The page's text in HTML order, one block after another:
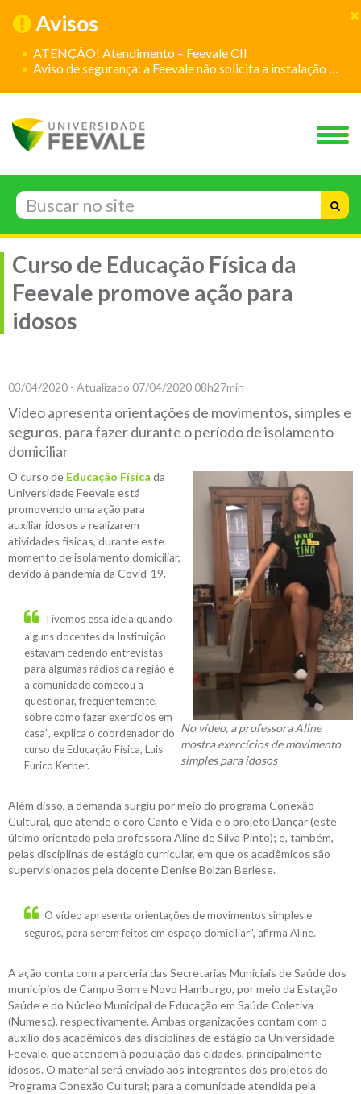
Avisos
ATENÇÃO! Atendimento – Feevale CII
Aviso de segurança: a Feevale não solicita a instalação de aplicativos
Curso de Educação Física da
Feevale promove ação para
idosos
03/04/2020 - Atualizado 07/04/2020 08h27min
Vídeo apresenta orientações de movimentos, simples e
seguros, para fazer durante o período de isolamento
domiciliar
No vídeo, a professora Aline
mostra exercícios de movimento
simples para idosos
O curso de Educação Física da
Universidade Feevale está
promovendo uma ação para
auxiliar idosos a realizarem
atividades físicas, durante este
momento de isolamento domiciliar,
devido à pandemia da Covid-19.
Tivemos essa ideia quando
alguns docentes da Instituição
estavam cedendo entrevistas
para algumas rádios da região e
a comunidade começou a
questionar, frequentemente,
sobre como fazer exercícios em
casa”, explica o coordenador do
curso de Educação Física, Luis
Eurico Kerber.
Além disso, a demanda surgiu por meio do programa Conexão
Cultural, que atende o coro Canto e Vida e o projeto Dançar (este
último orientado pela professora Aline de Silva Pinto); e, também,
pelas disciplinas de estágio curricular, em que os acadêmicos são
supervisionados pela docente Denise Bolzan Berlese.
O vídeo apresenta orientações de movimentos simples e
seguros, para serem feitos em espaço domiciliar", afirma Aline.
A ação conta com a parceria das Secretarias Municiais de Saúde dos
municípios de Campo Bom e Novo Hamburgo, por meio da Estação
Saúde e do Núcleo Municipal de Educação em Saúde Coletiva
(Numesc), respectivamente. Ambas organizações contam com o
auxílio dos acadêmicos das disciplinas de estágio da Universidade
Feevale, que atendem à população das cidades, principalmente
idosos. O material será enviado aos integrantes dos projetos do
Programa Conexão Cultural; para a comunidade atendida pela